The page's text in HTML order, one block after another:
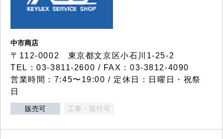
中市商店
〒112-0002 東京都文京区小石川1-25-2
TEL：03-3811-2600 / FAX：03-3812-4090
営業時間：7:45〜19:00 / 定休日：日曜日・祝祭
日
販売可 工事・取付可